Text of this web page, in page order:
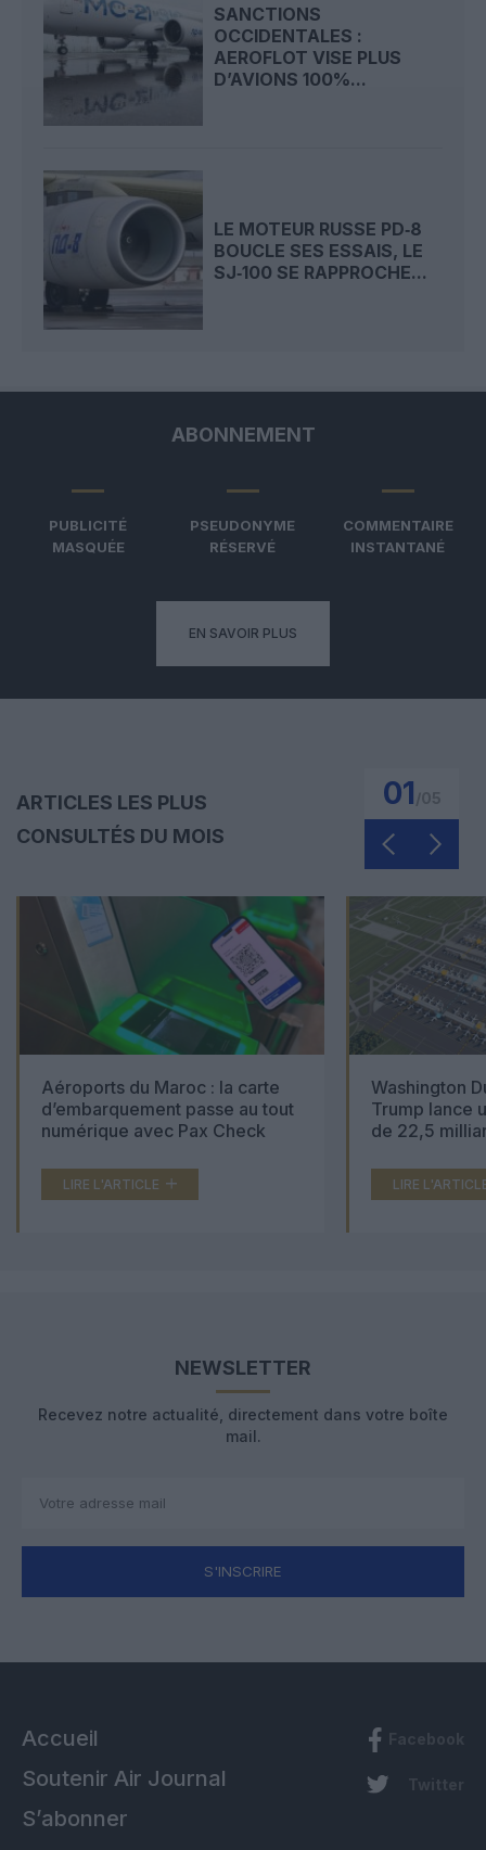
SANCTIONS
OCCIDENTALES :
AEROFLOT VISE PLUS
D’AVIONS 100%...
LE MOTEUR RUSSE PD‑8
BOUCLE SES ESSAIS, LE
SJ‑100 SE RAPPROCHE...
ABONNEMENT
PUBLICITÉ
MASQUÉE
PSEUDONYME
RÉSERVÉ
COMMENTAIRE
INSTANTANÉ
EN SAVOIR PLUS
ARTICLES LES PLUS
CONSULTÉS DU MOIS
01
Aéroports du Maroc : la carte
d’embarquement passe au tout
numérique avec Pax Check
LIRE L'ARTICLE
Washington
Trump lance
de 22,5
LIRE
NEWSLETTER
Recevez notre actualité, directement dans votre boîte
mail.
S'INSCRIRE
Accueil
Soutenir Air Journal
S’abonner